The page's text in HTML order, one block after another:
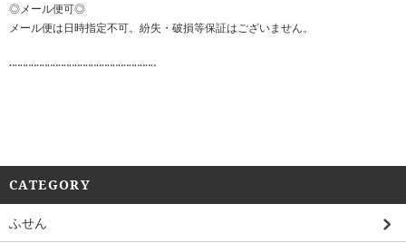
◎メール便可◎
メール便は日時指定不可。紛失・破損等保証はございません。
‥‥‥‥‥‥‥‥‥‥‥‥‥‥‥‥‥‥‥‥‥‥‥‥‥‥‥
CATEGORY
ふせん